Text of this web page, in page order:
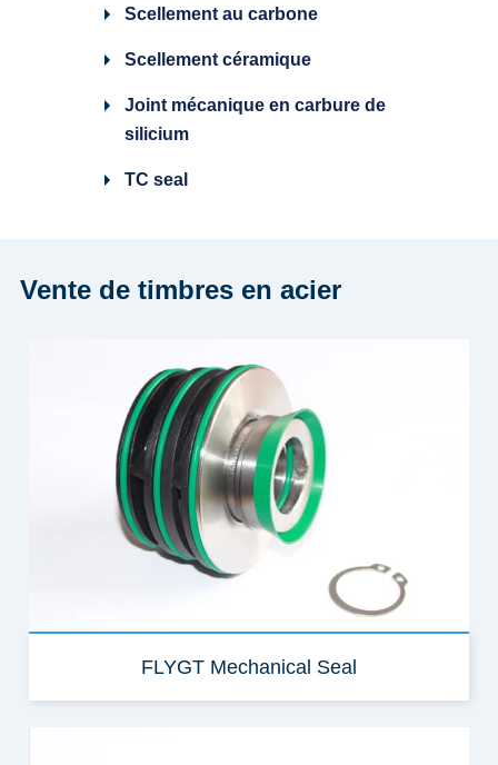
Scellement au carbone
Scellement céramique
Joint mécanique en carbure de
silicium
TC seal
Vente de timbres en acier
FLYGT Mechanical Seal